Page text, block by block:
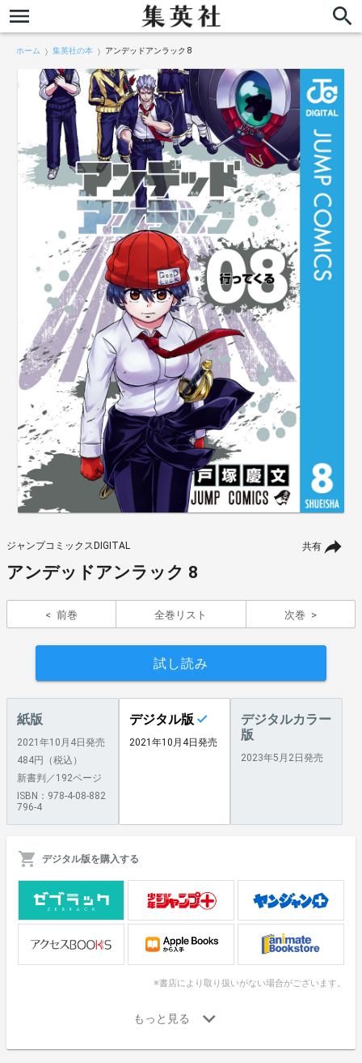
ホーム 集英社の本 アンデッドアンラック 8
共有
ジャンプコミックスDIGITAL
アンデッドアンラック 8
前巻 全巻リスト 次巻
試し読み
紙版
2021年10月4日発売
484円（税込）
新書判／192ページ
ISBN：978-4-08-882
796-4
デジタル版
2021年10月4日発売
デジタルカラー
版
2023年5月2日発売
デジタル版を購入する
※書店により取り扱いがない場合がございます。